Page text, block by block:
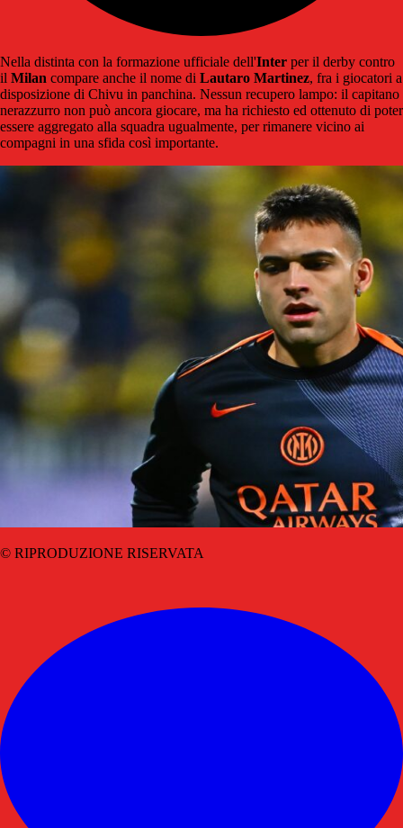
Nella distinta con la formazione ufficiale dell'Inter per il derby contro
il Milan compare anche il nome di Lautaro Martinez, fra i giocatori a
disposizione di Chivu in panchina. Nessun recupero lampo: il capitano
nerazzurro non può ancora giocare, ma ha richiesto ed ottenuto di poter
essere aggregato alla squadra ugualmente, per rimanere vicino ai
compagni in una sfida così importante.
© RIPRODUZIONE RISERVATA